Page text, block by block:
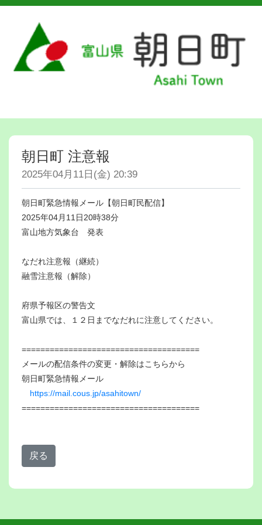
朝日町 注意報
2025年04月11日(金) 20:39
朝日町緊急情報メール【朝日町民配信】
2025年04月11日20時38分
富山地方気象台 発表
なだれ注意報（継続）
融雪注意報（解除）
府県予報区の警告文
富山県では、１２日までなだれに注意してください。
======================================
メールの配信条件の変更・解除はこちらから
朝日町緊急情報メール
https://mail.cous.jp/asahitown/
======================================
戻る